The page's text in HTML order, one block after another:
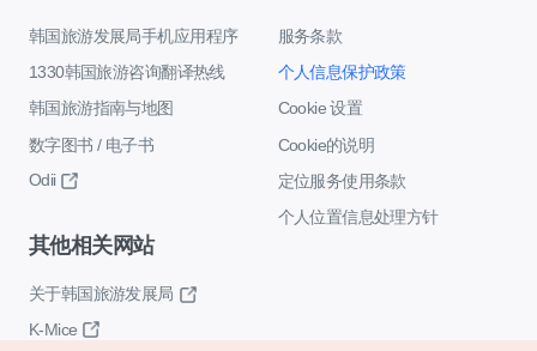
韩国旅游发展局手机应用程序
1330韩国旅游咨询翻译热线
韩国旅游指南与地图
数字图书 / 电子书
Odii
服务条款
个人信息保护政策
Cookie 设置
Cookie的说明
定位服务使用条款
个人位置信息处理方针
其他相关网站
关于韩国旅游发展局
K-Mice